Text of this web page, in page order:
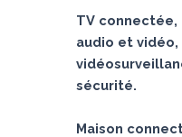
TV connectée,
audio et vidéo,
sécurité.
Maison